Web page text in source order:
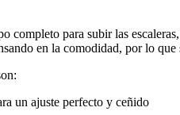
completo para subir las
en la comodidad, por lo
un ajuste perfecto y ceñido